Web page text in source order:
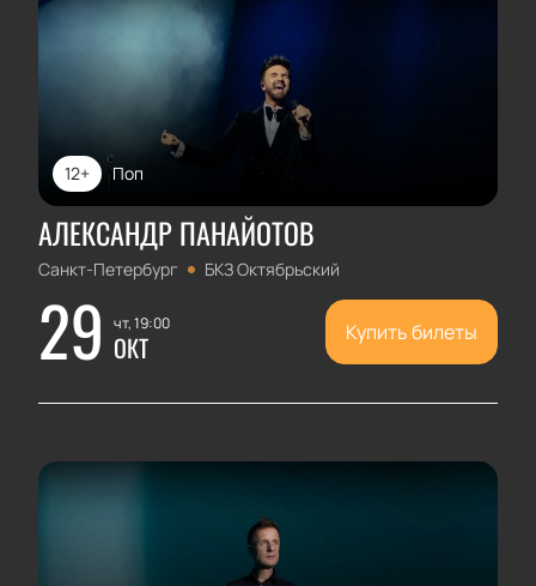
Поп
12+
АЛЕКСАНДР ПАНАЙОТОВ
Санкт-Петербург БКЗ Октябрьский
29 чт, 19:00
ОКТ Купить билеты